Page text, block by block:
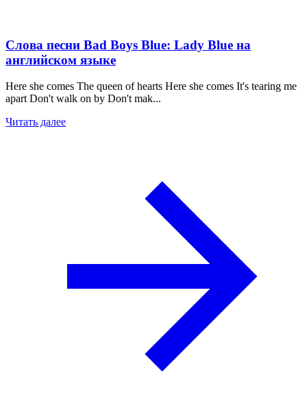
Слова песни Bad Boys Blue: Lady Blue на
английском языке
Here she comes The queen of hearts Here she comes It's tearing me
apart Don't walk on by Don't mak...
Читать далее